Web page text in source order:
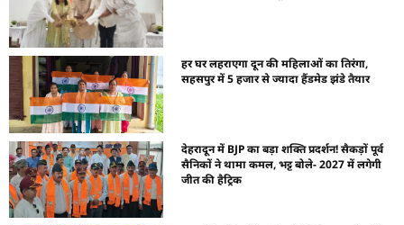
हर घर लहराएगा दून की महिलाओं का तिरंगा,
सहसपुर में 5 हजार से ज्यादा हैंडमेड झंडे तैयार
देहरादून में BJP का बड़ा शक्ति प्रदर्शन! सैकड़ों पूर्व
सैनिकों ने थामा कमल, भट्ट बोले- 2027 में लगेगी
जीत की हैट्रिक